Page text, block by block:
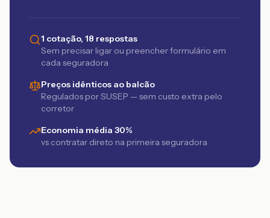
1 cotação, 18 respostas
Sem precisar ligar ou preencher formulário em
cada seguradora
Preços idênticos ao balcão
Regulados por SUSEP — sem custo extra pelo
corretor
Economia média 30%
vs contratar direto na primeira seguradora